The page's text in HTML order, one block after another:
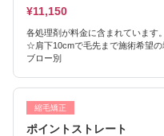
¥11,150
各処理剤が料金に含まれています
☆肩下10cmで毛先まで施術希望
ブロー別
縮毛矯正
ポイントストレート